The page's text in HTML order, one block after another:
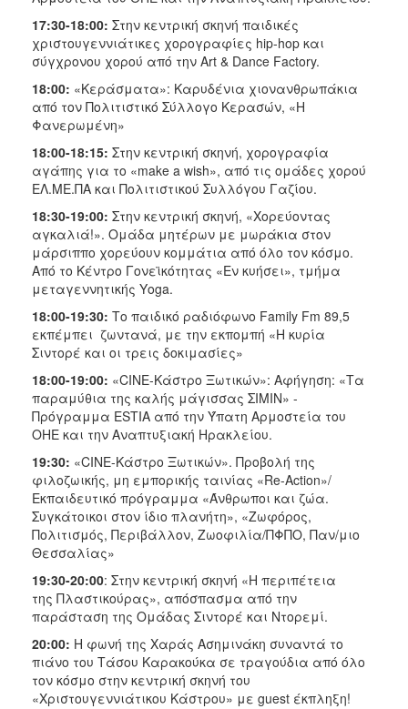
17:30-18:00: Στην κεντρική σκηνή παιδικές
χριστουγεννιάτικες χορογραφίες hip-hop και
σύγχρονου χορού από την Art & Dance Factory.
18:00: «Κεράσματα»: Καρυδένια χιονανθρωπάκια
από τον Πολιτιστικό Σύλλογο Κερασών, «Η
Φανερωμένη»
18:00-18:15: Στην κεντρική σκηνή, χορογραφία
αγάπης για το «make a wish», από τις ομάδες χορού
ΕΛ.ΜΕ.ΠΑ και Πολιτιστικού Συλλόγου Γαζίου.
18:30-19:00: Στην κεντρική σκηνή, «Χορεύοντας
αγκαλιά!». Ομάδα μητέρων με μωράκια στον
μάρσιππο χορεύουν κομμάτια από όλο τον κόσμο.
Από το Κέντρο Γονεϊκότητας «Eν κυήσει», τμήμα
μεταγεννητικής Υοga.
18:00-19:30: Το παιδικό ραδιόφωνο Family Fm 89,5
εκπέμπει ζωντανά, με την εκπομπή «Η κυρία
Σιντορέ και οι τρεις δοκιμασίες»
18:00-19:00: «CINE-Κάστρο Ξωτικών»: Αφήγηση: «Τα
παραμύθια της καλής μάγισσας ΣΙΜΙΝ» -
Πρόγραμμα ESTIA από την Ύπατη Αρμοστεία του
ΟΗΕ και την Αναπτυξιακή Ηρακλείου.
19:30: «CINE-Κάστρο Ξωτικών». Προβολή της
φιλοζωικής, μη εμπορικής ταινίας «Re-Action»/
Εκπαιδευτικό πρόγραμμα «Άνθρωποι και ζώα.
Συγκάτοικοι στον ίδιο πλανήτη», «Ζωφόρος,
Πολιτισμός, Περιβάλλον, Ζωοφιλία/ΠΦΠΟ, Παν/μιο
Θεσσαλίας»
19:30-20:00: Στην κεντρική σκηνή «Η περιπέτεια
της Πλαστικούρας», απόσπασμα από την
παράσταση της Ομάδας Σιντορέ και Ντορεμί.
20:00: Η φωνή της Χαράς Ασημινάκη συναντά το
πιάνο του Τάσου Καρακούκα σε τραγούδια από όλο
τον κόσμο στην κεντρική σκηνή του
«Χριστουγεννιάτικου Κάστρου» με guest έκπληξη!